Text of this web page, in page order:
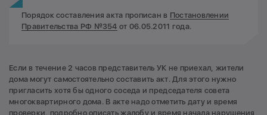
Порядок составления акта прописан в Постановлении
Правительства РФ №354 от 06.05.2011 года.
Если в течение 2 часов представитель УК не приехал, жители
дома могут самостоятельно составить акт. Для этого нужно
пригласить хотя бы одного соседа и председателя совета
многоквартирного дома. В акте надо отметить дату и время
проверки, подробно описать жалобу и время начала нарушения